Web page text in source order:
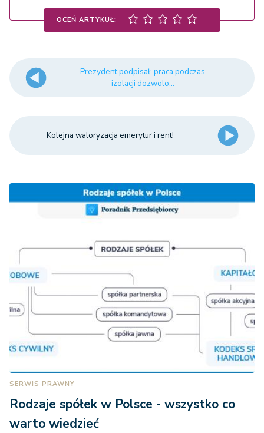
OCEŃ ARTYKUŁ:
Prezydent podpisał: praca podczas
izolacji dozwolo...
Kolejna waloryzacja emerytur i rent!
SERWIS PRAWNY
Rodzaje spółek w Polsce - wszystko co
warto wiedzieć